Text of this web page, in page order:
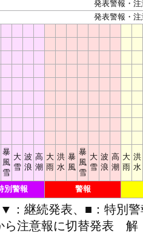
発表警報・
発表警報・
暴
風
雪
大
雪
波
浪
高
潮
大
雨
洪
水
暴
風
暴
風
雪
大
雪
波
浪
高
潮
大
雨
洪
水
別警報 警報
：継続発表、■：特別
ら注意報に切替発表 解